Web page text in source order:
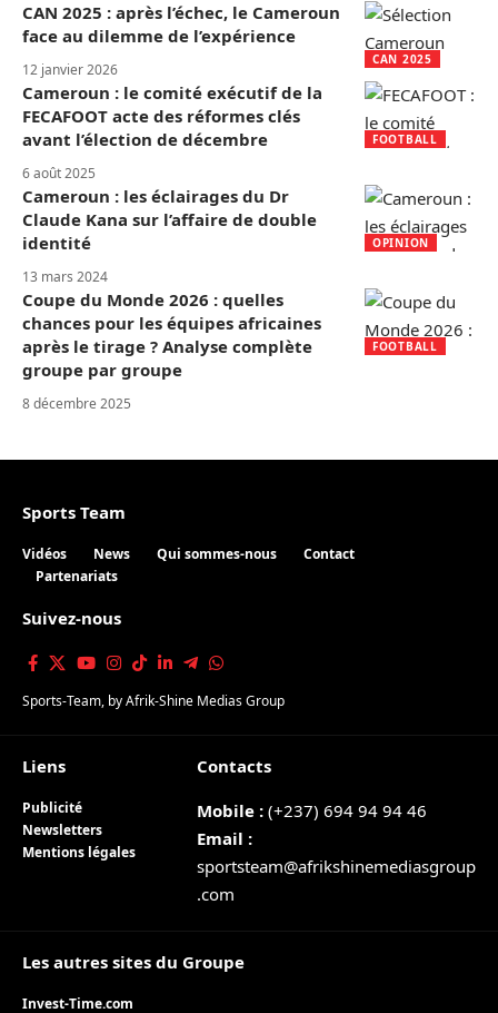
CAN 2025
CAN 2025 : après l’échec, le Cameroun
face au dilemme de l’expérience
12 janvier 2026
FOOTBALL
Cameroun : le comité exécutif de la
FECAFOOT acte des réformes clés
avant l’élection de décembre
6 août 2025
OPINION
Cameroun : les éclairages du Dr
Claude Kana sur l’affaire de double
identité
13 mars 2024
FOOTBALL
Coupe du Monde 2026 : quelles
chances pour les équipes africaines
après le tirage ? Analyse complète
groupe par groupe
8 décembre 2025
Sports Team
Vidéos News Qui sommes-nous
Contact
Partenariats
Suivez-nous
Sports-Team, byAfrik-Shine Medias Group
Liens
Publicité
Newsletters
Mentions légales
Contacts
Mobile : (+237) 694 94 94 46
Email :
sportsteam@afrikshinemediasgroup
.com
Les autres sites du Groupe
Invest-Time.com